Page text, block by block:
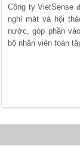
Công ty VietSense
nghỉ mát và hội
nước, góp phần
bộ nhân viên toàn